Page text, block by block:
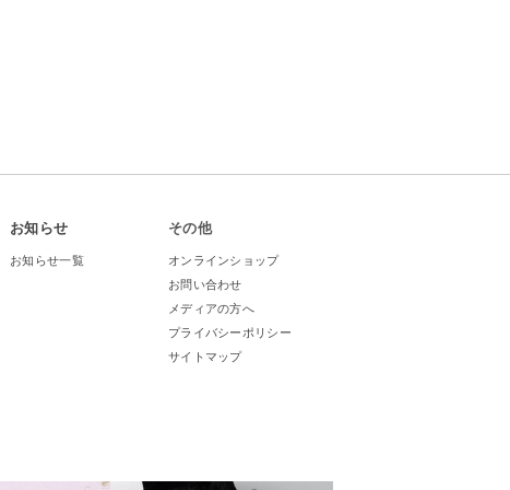
お知らせ
お知らせ一覧
その他
オンラインショップ
お問い合わせ
メディアの方へ
プライバシーポリシー
サイトマップ